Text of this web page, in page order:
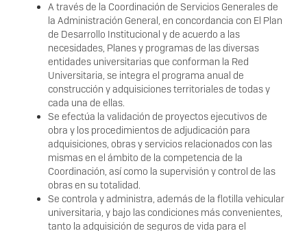
A través de la Coordinación de Servicios Generales de
la Administración General, en concordancia con El Plan
de Desarrollo Institucional y de acuerdo a las
necesidades, Planes y programas de las diversas
entidades universitarias que conforman la Red
Universitaria, se integra el programa anual de
construcción y adquisiciones territoriales de todas y
cada una de ellas.
Se efectúa la validación de proyectos ejecutivos de
obra y los procedimientos de adjudicación para
adquisiciones, obras y servicios relacionados con las
mismas en el ámbito de la competencia de la
Coordinación, así como la supervisión y control de las
obras en su totalidad.
Se controla y administra, además de la flotilla vehicular
universitaria, y bajo las condiciones más convenientes,
tanto la adquisición de seguros de vida para el